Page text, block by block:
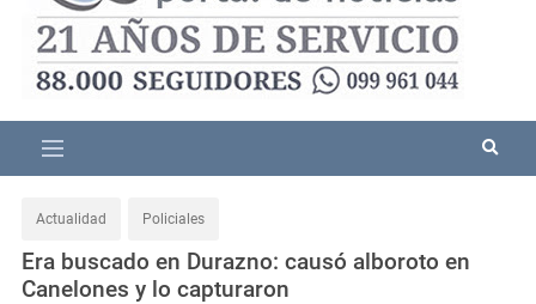
Actualidad Policiales
Era buscado en Durazno: causó alboroto en
Canelones y lo capturaron